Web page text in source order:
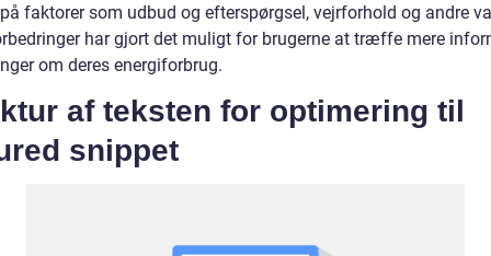
faktorer som udbud og efterspørgsel, vejrforhold og andre
har gjort det muligt for brugerne at træffe mere
om deres energiforbrug.
af teksten for optimering til
snippet